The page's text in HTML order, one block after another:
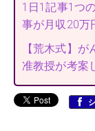
1日1記事1つ
事が月収20万
【荒木式】
准教授が考案